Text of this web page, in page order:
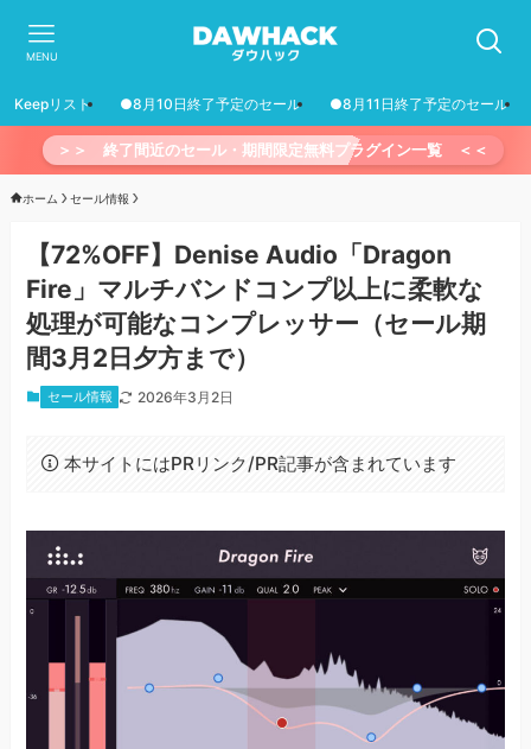
MENU
Keepリスト ●8月10日終了予定のセール ●8月11日終了予定のセール
＞＞ 終了間近のセール・期間限定無料プラグイン一覧 ＜＜
ホーム セール情報
【72%OFF】Denise Audio「Dragon
Fire」マルチバンドコンプ以上に柔軟な
処理が可能なコンプレッサー（セール期
間3月2日夕方まで）
セール情報 2026年3月2日
本サイトにはPRリンク/PR記事が含まれています